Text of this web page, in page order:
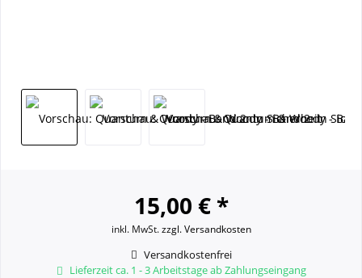
15,00 € *
inkl. MwSt.zzgl. Versandkosten
Versandkostenfrei
Lieferzeit ca. 1 - 3 Arbeitstage ab Zahlungseingang